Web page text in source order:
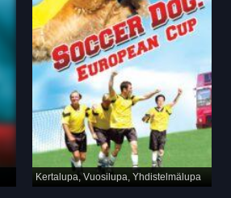
Kertalupa, Vuosilupa, Yhdistelmälupa